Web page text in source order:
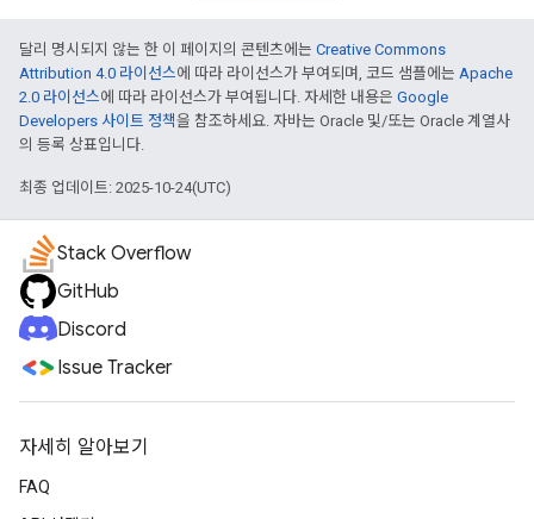
달리 명시되지 않는 한 이 페이지의 콘텐츠에는 Creative Commons
Attribution 4.0 라이선스에 따라 라이선스가 부여되며, 코드 샘플에는 Apache
2.0 라이선스에 따라 라이선스가 부여됩니다. 자세한 내용은 Google
Developers 사이트 정책을 참조하세요. 자바는 Oracle 및/또는 Oracle 계열사
의 등록 상표입니다.
최종 업데이트: 2025-10-24(UTC)
Stack Overflow
GitHub
Discord
Issue Tracker
자세히 알아보기
FAQ